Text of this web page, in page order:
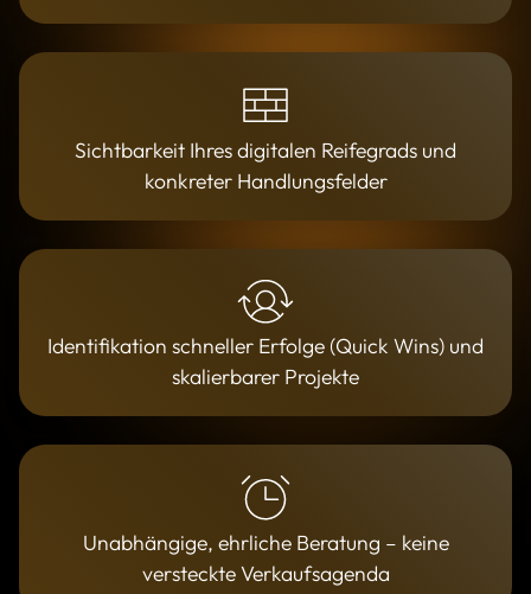
Sichtbarkeit Ihres digitalen Reifegrads und
konkreter Handlungsfelder
Identifikation schneller Erfolge (Quick Wins) und
skalierbarer Projekte
Unabhängige, ehrliche Beratung – keine
versteckte Verkaufsagenda